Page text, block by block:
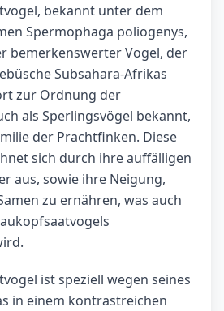
bekannt unter dem
Spermophaga poliogenys,
bemerkenswerter Vogel, der
Subsahara-Afrikas
zur Ordnung der
als Sperlingsvögel bekannt,
der Prachtfinken. Diese
sich durch ihre auffälligen
aus, sowie ihre Neigung,
zu ernähren, was auch
ist speziell wegen seines
in einem kontrastreichen